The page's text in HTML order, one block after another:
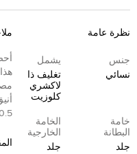
نظرة عامة
جنس
نسائي
يشمل
تغليف ذا
لاكشري
كلوزيت
خامة
البطانة
جلد
الخامة
الخارجية
جلد